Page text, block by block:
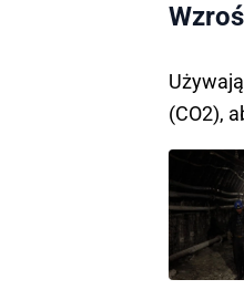
(CO2),